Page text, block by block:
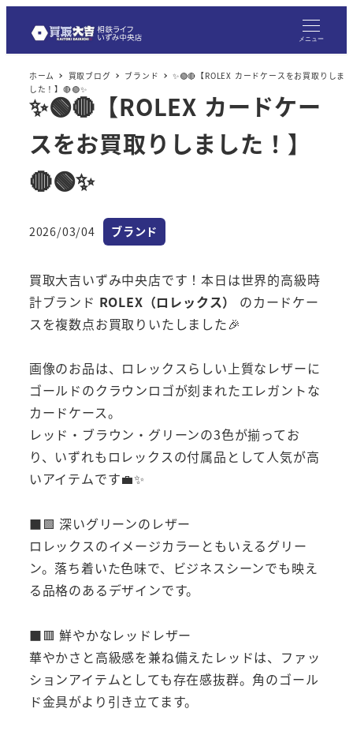
メニュー
ホーム 買取ブログ ブランド
✨🟢🔴【ROLEX カードケースをお買取りしま
した！】🔴🟢✨
✨🟢🔴【ROLEX カードケー
スをお買取りしました！】
🔴🟢✨
投稿日
2026/03/04 カテゴリー
ブランド
買取大吉いずみ中央店です！本日は世界的高級時
計ブランド ROLEX（ロレックス）
のカードケー
スを複数点お買取りいたしました🎉
画像のお品は、ロレックスらしい上質なレザーに
ゴールドのクラウンロゴが刻まれたエレガントな
カードケース。
レッド・ブラウン・グリーンの3色が揃ってお
り、いずれもロレックスの付属品として人気が高
いアイテムです💼✨
■🟩 深いグリーンのレザー
ロレックスのイメージカラーともいえるグリー
ン。落ち着いた色味で、ビジネスシーンでも映え
る品格のあるデザインです。
■🟥 鮮やかなレッドレザー
華やかさと高級感を兼ね備えたレッドは、ファッ
ションアイテムとしても存在感抜群。角のゴール
ド金具がより引き立てます。